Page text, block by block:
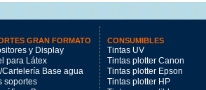
GRAN FORMATO
y Display
para Látex
Cartelería Base agua
soportes
CONSUMIBLES
Tintas UV
Tintas plotter Canon
Tintas plotter Epson
Tintas plotter HP